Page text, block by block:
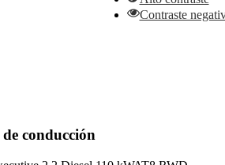
Contraste
conducción